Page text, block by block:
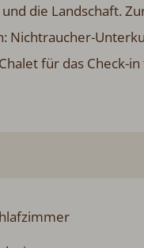
Verfügung:
1 Haustier/Hund
ist der